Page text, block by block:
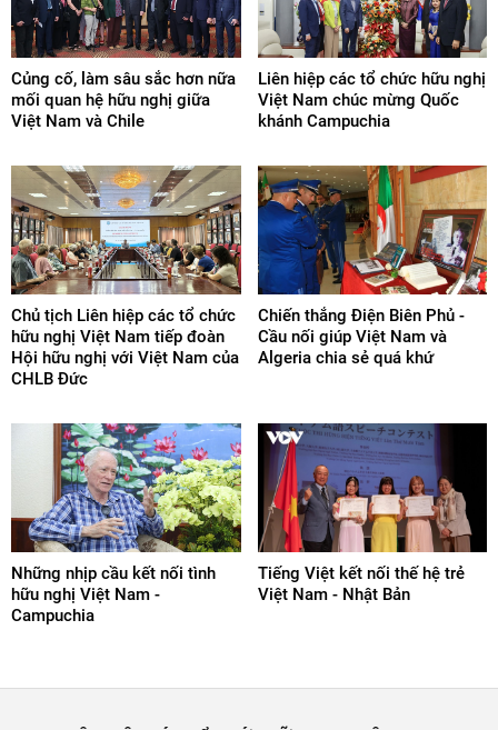
Củng cố, làm sâu sắc hơn nữa
mối quan hệ hữu nghị giữa
Việt Nam và Chile
Liên hiệp các tổ chức hữu nghị
Việt Nam chúc mừng Quốc
khánh Campuchia
Chủ tịch Liên hiệp các tổ chức
hữu nghị Việt Nam tiếp đoàn
Hội hữu nghị với Việt Nam của
CHLB Đức
Chiến thắng Điện Biên Phủ -
Cầu nối giúp Việt Nam và
Algeria chia sẻ quá khứ
Những nhịp cầu kết nối tình
hữu nghị Việt Nam -
Campuchia
Tiếng Việt kết nối thế hệ trẻ
Việt Nam - Nhật Bản